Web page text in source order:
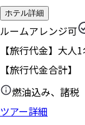
ホテル詳細
ルームアレンジ可
【旅行代金】大人
【旅行代金合計】
燃油込み、諸税
ツアー詳細